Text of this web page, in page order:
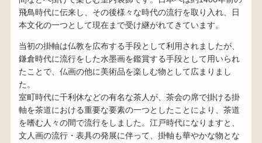
飛鳥時代に伝来し、その後様々な時代の流行を取り入れ、日
本文化の一つとして現在まで受け継がれてきています。
当初の掛軸は仏教を広布する手段として利用されましたが、
鎌倉時代に流行をした水墨画を鑑賞する手段として用いられ
たことで、仏画の他に美術品を楽しむ物として広まりまし
た。
室町時代に千利休などの有名な茶人が、茶会の席で掛ける掛
軸を茶道における重要な要素の一つとしたことにより、茶道
を嗜む人々の間で流行をしました。江戸時代になりますと、
文人画の流行・表具の発展に伴って、掛軸も華やかな物とな